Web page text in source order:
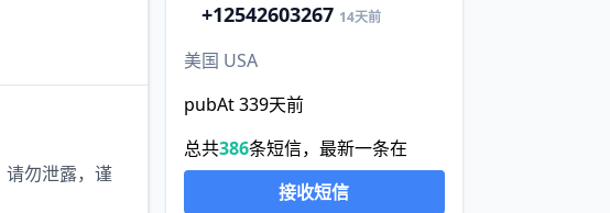
请勿泄露，谨
+12542603267 14天前
美国 USA
pubAt 339天前
总共386条短信，最新一条在
接收短信